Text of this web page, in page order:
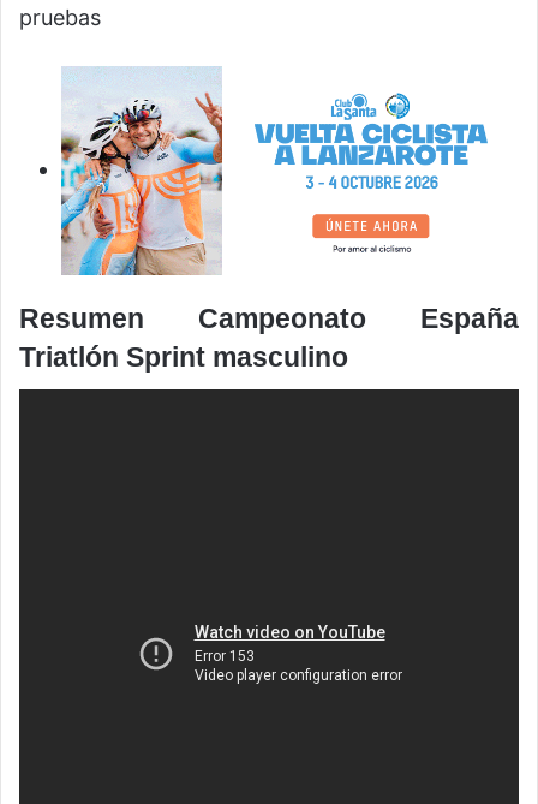
pruebas
Resumen Campeonato España
Triatlón Sprint masculino